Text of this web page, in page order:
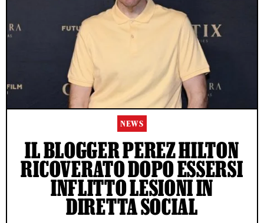
NEWS
IL BLOGGER PEREZ HILTON
RICOVERATO DOPO ESSERSI
INFLITTO LESIONI IN
DIRETTA SOCIAL